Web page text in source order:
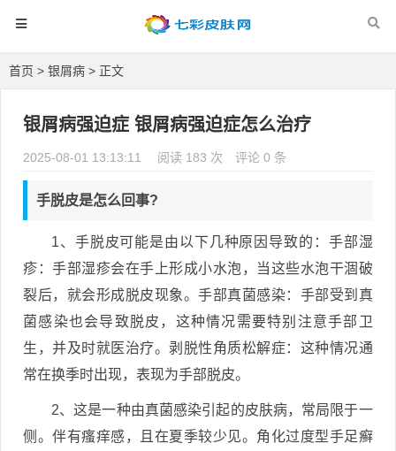
首页 > 银屑病 > 正文
银屑病强迫症 银屑病强迫症怎么治疗
2025-08-01 13:13:11 阅读 183 次 评论 0 条
手脱皮是怎么回事?
1、手脱皮可能是由以下几种原因导致的：手部湿
疹：手部湿疹会在手上形成小水泡，当这些水泡干涸破
裂后，就会形成脱皮现象。手部真菌感染：手部受到真
菌感染也会导致脱皮，这种情况需要特别注意手部卫
生，并及时就医治疗。剥脱性角质松解症：这种情况通
常在换季时出现，表现为手部脱皮。
2、这是一种由真菌感染引起的皮肤病，常局限于一
侧。伴有瘙痒感，且在夏季较少见。角化过度型手足癣